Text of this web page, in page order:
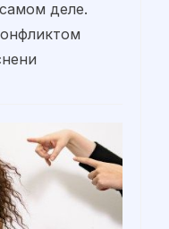
деле.